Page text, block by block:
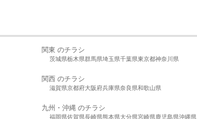
関東 のチラシ
茨城県栃木県群馬県埼玉県千葉県東京都神奈川県
関西 のチラシ
滋賀県京都府大阪府兵庫県奈良県和歌山県
九州・沖縄 のチラシ
福岡県佐賀県長崎県熊本県大分県宮崎県鹿児島県沖縄県